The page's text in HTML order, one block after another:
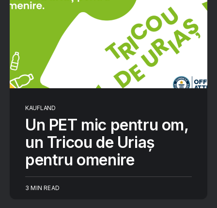
KAUFLAND
Un PET mic pentru om,
un Tricou de Uriaș
pentru omenire
3 MIN READ